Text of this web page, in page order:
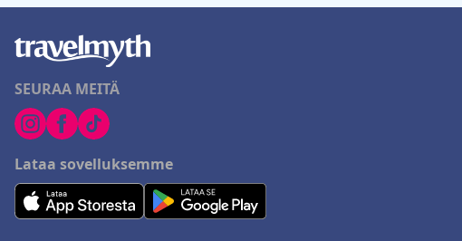
SEURAA MEITÄ
Lataa sovelluksemme